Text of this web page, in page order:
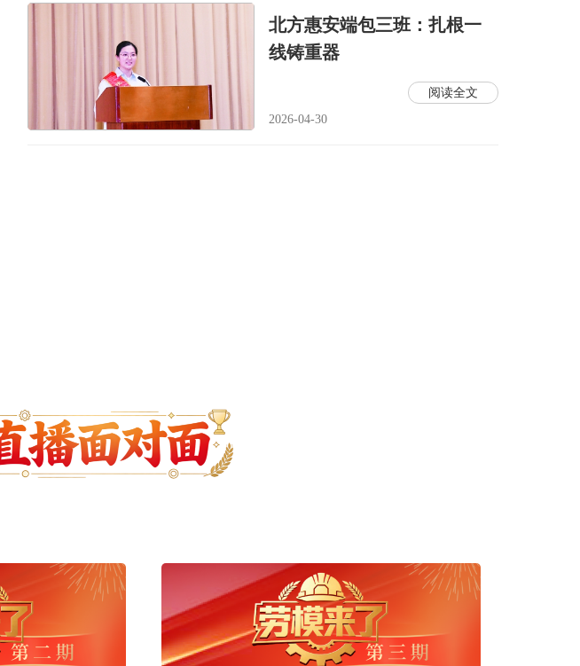
北方惠安端包三班：扎根一
线铸重器
2026-04-30
阅读全文